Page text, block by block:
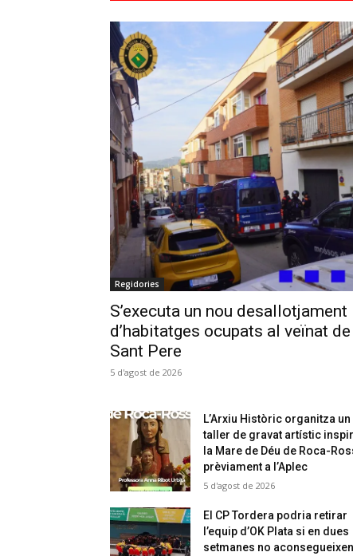
Regidories
S’executa un nou desallotjament
d’habitatges ocupats al veïnat de
Sant Pere
5 d'agost de 2026
L’Arxiu Històric organitza un
taller de gravat artístic
la Mare de Déu de Roca-
prèviament a l’Aplec
5 d'agost de 2026
El CP Tordera podria retirar
l’equip d’OK Plata si en dues
setmanes no aconsegueixen